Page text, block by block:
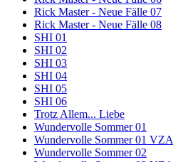
Rick Master - Neue Fälle 07
Rick Master - Neue Fälle 08
SHI 01
SHI 02
SHI 03
SHI 04
SHI 05
SHI 06
Trotz Allem... Liebe
Wundervolle Sommer 01
Wundervolle Sommer 01 VZA
Wundervolle Sommer 02